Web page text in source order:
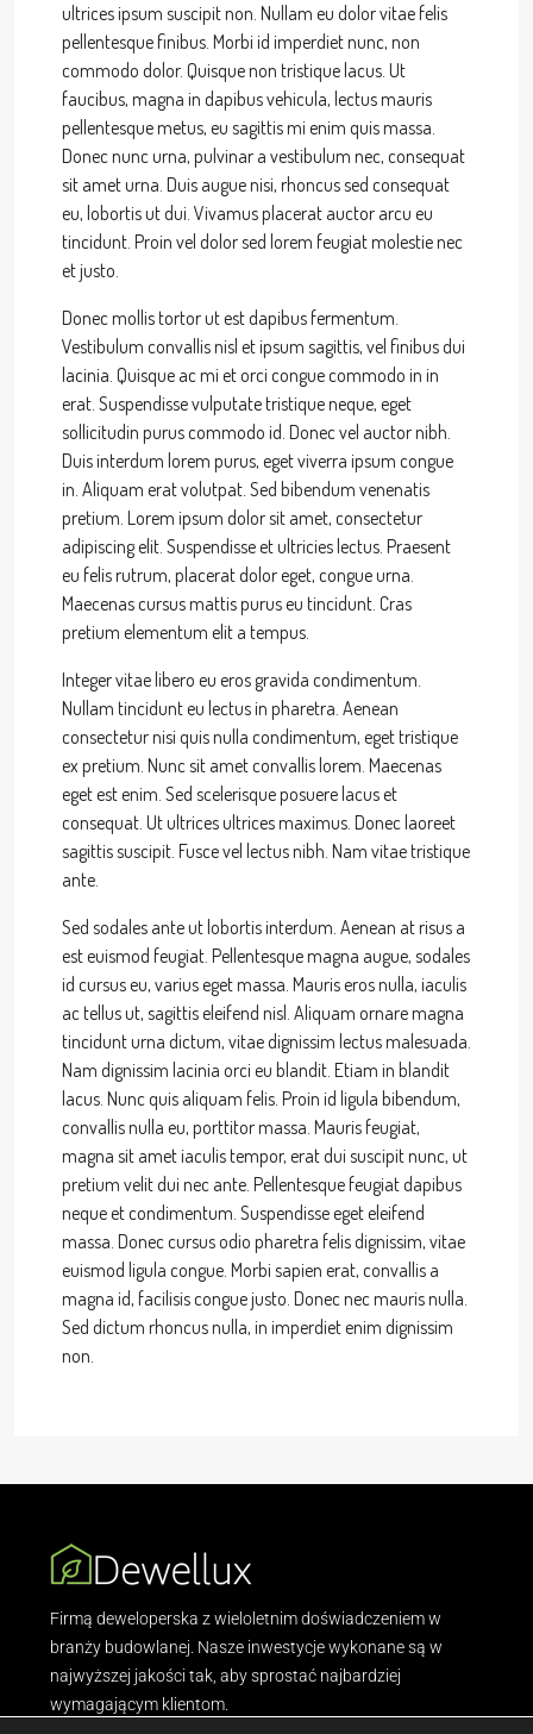
ultrices ipsum suscipit non. Nullam eu dolor vitae felis
pellentesque finibus. Morbi id imperdiet nunc, non
commodo dolor. Quisque non tristique lacus. Ut
faucibus, magna in dapibus vehicula, lectus mauris
pellentesque metus, eu sagittis mi enim quis massa.
Donec nunc urna, pulvinar a vestibulum nec, consequat
sit amet urna. Duis augue nisi, rhoncus sed consequat
eu, lobortis ut dui. Vivamus placerat auctor arcu eu
tincidunt. Proin vel dolor sed lorem feugiat molestie nec
et justo.
Donec mollis tortor ut est dapibus fermentum.
Vestibulum convallis nisl et ipsum sagittis, vel finibus dui
lacinia. Quisque ac mi et orci congue commodo in in
erat. Suspendisse vulputate tristique neque, eget
sollicitudin purus commodo id. Donec vel auctor nibh.
Duis interdum lorem purus, eget viverra ipsum congue
in. Aliquam erat volutpat. Sed bibendum venenatis
pretium. Lorem ipsum dolor sit amet, consectetur
adipiscing elit. Suspendisse et ultricies lectus. Praesent
eu felis rutrum, placerat dolor eget, congue urna.
Maecenas cursus mattis purus eu tincidunt. Cras
pretium elementum elit a tempus.
Integer vitae libero eu eros gravida condimentum.
Nullam tincidunt eu lectus in pharetra. Aenean
consectetur nisi quis nulla condimentum, eget tristique
ex pretium. Nunc sit amet convallis lorem. Maecenas
eget est enim. Sed scelerisque posuere lacus et
consequat. Ut ultrices ultrices maximus. Donec laoreet
sagittis suscipit. Fusce vel lectus nibh. Nam vitae tristique
ante.
Sed sodales ante ut lobortis interdum. Aenean at risus a
est euismod feugiat. Pellentesque magna augue, sodales
id cursus eu, varius eget massa. Mauris eros nulla, iaculis
ac tellus ut, sagittis eleifend nisl. Aliquam ornare magna
tincidunt urna dictum, vitae dignissim lectus malesuada.
Nam dignissim lacinia orci eu blandit. Etiam in blandit
lacus. Nunc quis aliquam felis. Proin id ligula bibendum,
convallis nulla eu, porttitor massa. Mauris feugiat,
magna sit amet iaculis tempor, erat dui suscipit nunc, ut
pretium velit dui nec ante. Pellentesque feugiat dapibus
neque et condimentum. Suspendisse eget eleifend
massa. Donec cursus odio pharetra felis dignissim, vitae
euismod ligula congue. Morbi sapien erat, convallis a
magna id, facilisis congue justo. Donec nec mauris nulla.
Sed dictum rhoncus nulla, in imperdiet enim dignissim
non.
Firmą deweloperska z wieloletnim doświadczeniem w
branży budowlanej. Nasze inwestycje wykonane są w
najwyższej jakości tak, aby sprostać najbardziej
wymagającym klientom.